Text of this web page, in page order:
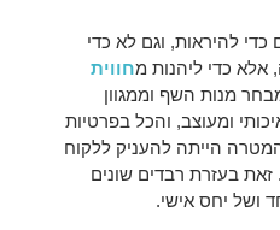
להיראות, וגם לא כדי
אלא כדי ליהנות מחווית
מנות השף וממגוון
ומעוצב, והכל בפרטיות
הייתה להעניק ללקוח
זאת בעזרת רבדים שונים
ושל יחס אישי.